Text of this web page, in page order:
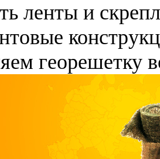
ленты и
георешетку